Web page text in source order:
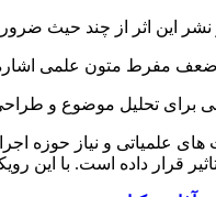
نشر این اثر از چند حیث
مفرط متون علمی اشاره
برای تحلیل موضوع و
های علمیاتی و نیاز حوزه
قرار داده است. با این